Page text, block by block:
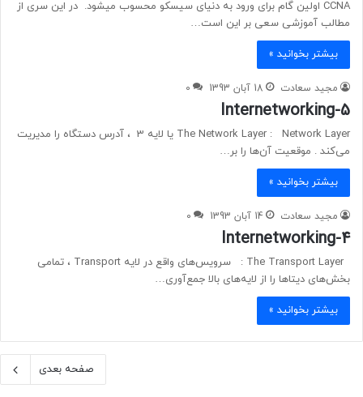
CCNA اولین گام برای ورود به دنیای سیسکو محسوب میشود. در این سری از
مطالب آموزشی سعی بر این است…
بیشتر بخوانید »
مجید سعادت 18 آبان 1393 0
Internetworking-5
The Network Layer : Network Layer یا لایه 3 ، آدرس دستگاه‌ را مدیریت
می‌کند . موقعیت آن‌ها را بر…
بیشتر بخوانید »
مجید سعادت 14 آبان 1393 0
Internetworking-4
The Transport Layer : سرویس‌های واقع در لایه Transport ، تمامی
بخش‌های دیتاها را از لایه‌های بالا جمع‌آوری…
بیشتر بخوانید »
صفحه بعدی